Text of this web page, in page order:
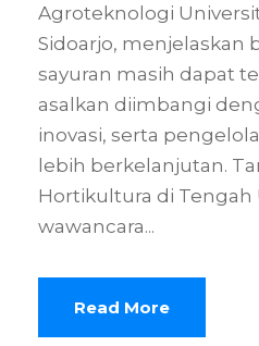
Agroteknologi
Sidoarjo, menjelaskan
sayuran masih dapat
asalkan diimbangi
inovasi, serta
lebih berkelanjutan.
Hortikultura di Tengah
wawancara...
Read More